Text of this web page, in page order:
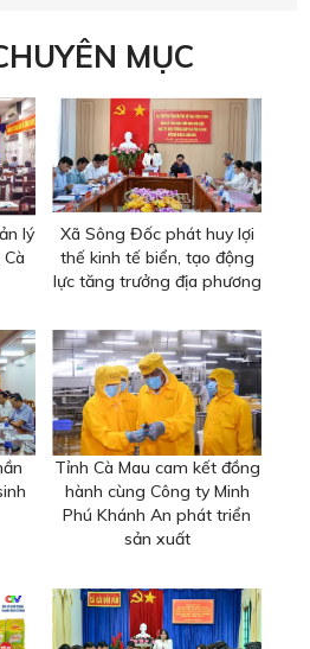
MỤC
lý
Xã Sông Đốc phát huy lợi
thế kinh tế biển, tạo động
lực tăng trưởng địa phương
Tỉnh Cà Mau cam kết đồng
hành cùng Công ty Minh
Phú Khánh An phát triển
sản xuất